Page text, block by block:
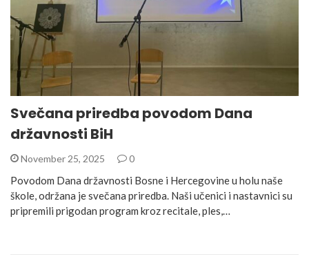
Svečana priredba povodom Dana
državnosti BiH
November 25, 2025 0
Povodom Dana državnosti Bosne i Hercegovine u holu naše
škole, održana je svečana priredba. Naši učenici i nastavnici su
pripremili prigodan program kroz recitale, ples,…